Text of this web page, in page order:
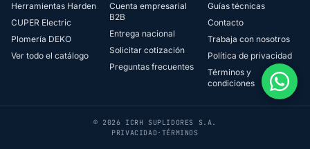
Herramientas Harden
CUPER Electric
Plomería DEKO
Ver todo el catálogo
Cuenta empresarial
B2B
Entrega nacional
Solicitar cotización
Preguntas frecuentes
Guías técnicas
Contacto
Trabaja con nosotros
Política de privacidad
Términos y
condiciones
© 2026 ICRH SUPLIDORES S.A.
PRIVACIDAD · TÉRMINOS